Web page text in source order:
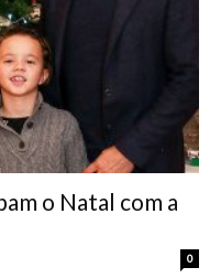
o Natal com a
0